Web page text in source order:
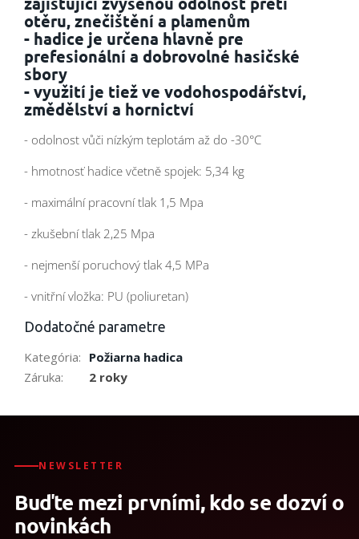
otěru, znečištění a plamenům
- hadice je určena hlavně pre
prefesionální a dobrovolné hasičské
sbory
- využití je tiež ve vodohospodářství,
změdělství a hornictví
- odolnost vůči nízkým teplotám až do -30°C
- hmotnosť hadice včetně spojek: 5,34 kg
- maximální pracovní tlak 1,5 Mpa
- zkušební tlak 2,25 Mpa
- nejmenší poruchový tlak 4,5 MPa
- vnitřní vložka: PU (poliuretan)
Dodatočné parametre
Kategória: Požiarna hadica
Záruka: 2 roky
NEWSLETTER
Buďte mezi prvními, kdo se dozví o
novinkách